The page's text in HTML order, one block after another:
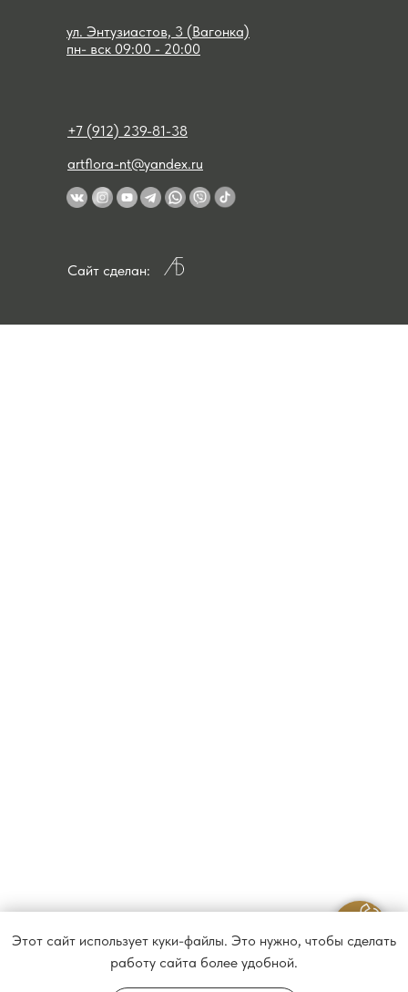
Этот сайт использует куки-файлы. Это нужно, чтобы сделать
работу сайта более удобной.
+7 (912) 239-81-38
artflora-nt@yandex.ru
Сайт сделан:
пн- вск 09:00 - 20:00
ул. Энтузиастов, 3 (Вагонка)